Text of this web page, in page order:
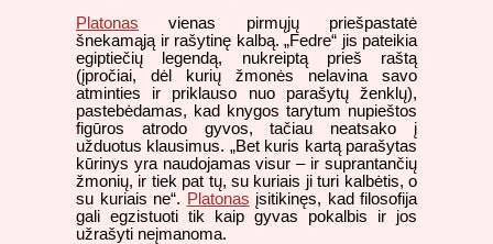
Platonas vienas pirmųjų priešpastatė
šnekamąją ir rašytinę kalbą. „Fedre“ jis pateikia
egiptiečių legendą, nukreiptą prieš raštą
(įpročiai, dėl kurių žmonės nelavina savo
atminties ir priklauso nuo parašytų ženklų),
pastebėdamas, kad knygos tarytum nupieštos
figūros atrodo gyvos, tačiau neatsako į
užduotus klausimus. „Bet kuris kartą parašytas
kūrinys yra naudojamas visur – ir suprantančių
žmonių, ir tiek pat tų, su kuriais ji turi kalbėtis, o
su kuriais ne“. Platonas įsitikinęs, kad filosofija
gali egzistuoti tik kaip gyvas pokalbis ir jos
užrašyti neįmanoma.